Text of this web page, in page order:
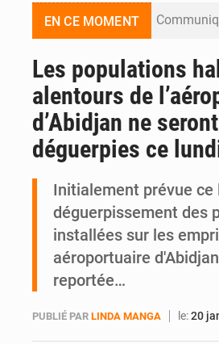
EN CE MOMENT
Les populations
alentours de
d’Abidjan ne
déguerpies ce
Initialement prévue ce
déguerpissement des
installées sur les
aéroportuaire
reportée…
PUBLIÉ PAR LINDA MANGA le:20